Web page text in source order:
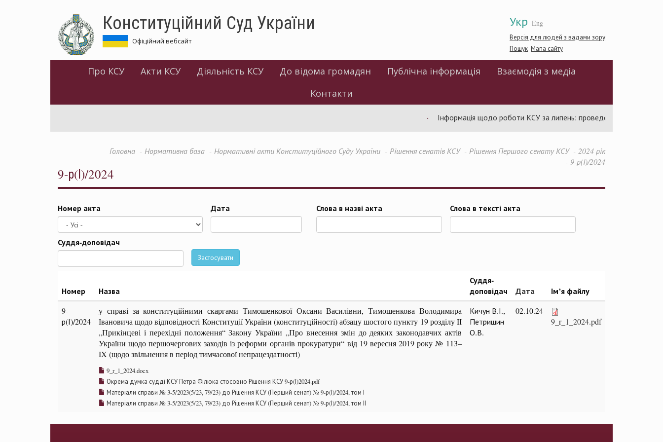
Укр Eng
Версія для людей з вадами зору
Пошук Мапа сайту
Конституційний Суд України
Офіційний вебсайт
Про КСУ Акти КСУ Діяльність КСУ До відома громадян Публічна інформація
Взаємодія з медіа
Контакти
Інформація щодо роботи КСУ за липень: проведено 94 засідання
Головна Нормативна база Нормативні акти Конституційного Суду України Рішення сенатів КСУ Рішення Першого сенату КСУ
2024 рік
9-р(І)/2024
9-р(І)/2024
Номер акта Дата Слова в назві акта Слова в тексті акта
Суддя-доповідач
Застосувати
Номер Назва
Суддя-
доповідач
Дата Ім’я файлу
9-
р(І)/2024
у справі за конституційними скаргами Тимошенкової Оксани Василівни, Тимошенкова Володимира
Івановича щодо відповідності Конституції України (конституційності) абзацу шостого пункту 19 розділу II
„Прикінцеві і перехідні положення“ Закону України „Про внесення змін до деяких законодавчих актів
України щодо першочергових заходів із реформи органів прокуратури“ від 19 вересня 2019 року № 113–
IX (щодо звільнення в період тимчасової непрацездатності)
9_r_1_2024.docx
Окрема думка судді КСУ Петра Філюка стосовно Рішення КСУ 9-р(І)2024.pdf
Матеріали справи № 3-5/2023(5/23, 79/23) до Рішення КСУ (Перший сенат) № 9-р(І)/2024, том І
Матеріали справи № 3-5/2023(5/23, 79/23) до Рішення КСУ (Перший сенат) № 9-р(І)/2024, том ІІ
Кичун В.І.,
Петришин
О.В.
02.10.24
9_r_1_2024.pdf